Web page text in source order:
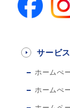
サービス
ホームぺ
ホームぺ